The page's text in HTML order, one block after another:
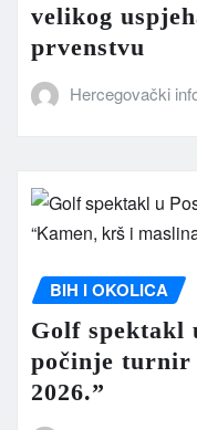
velikog
prvenstvu
Hercegovački
BIH I OKOLICA
Golf spektakl
počinje turnir
2026.”